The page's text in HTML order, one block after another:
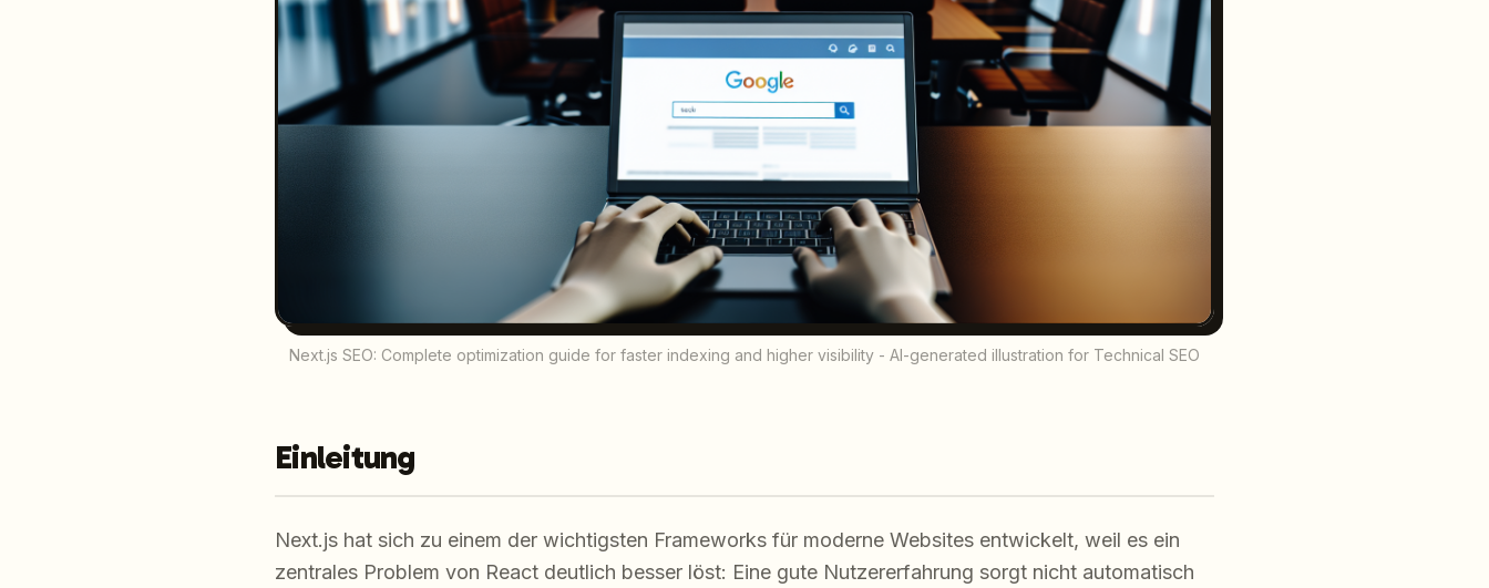
Next.js SEO: Complete optimization guide for faster indexing and higher visibility - AI-generated illustration for Technical SEO
Einleitung
Next.js hat sich zu einem der wichtigsten Frameworks für moderne Websites entwickelt, weil es ein
zentrales Problem von React deutlich besser löst: Eine gute Nutzererfahrung sorgt nicht automatisch